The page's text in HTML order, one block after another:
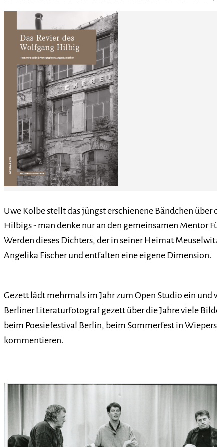
Uwe Kolbe stellt das jüngst erschienene Bändchen
Hilbigs - man denke nur an den gemeinsamen Mentor
Werden dieses Dichters, der in seiner Heimat
Angelika Fischer und entfalten eine eigene Dimension.
Gezett lädt mehrmals im Jahr zum Open Studio ein
Berliner Literaturfotograf gezett über die Jahre viele
beim Poesiefestival Berlin, beim Sommerfest in
kommentieren.